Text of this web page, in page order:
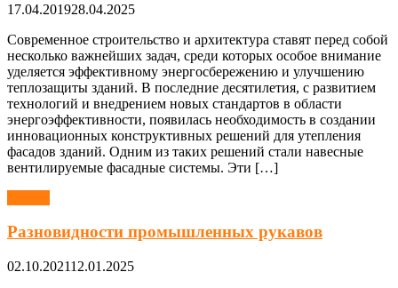
17.04.201928.04.2025
Современное строительство и архитектура ставят перед собой
несколько важнейших задач, среди которых особое внимание
уделяется эффективному энергосбережению и улучшению
теплозащиты зданий. В последние десятилетия, с развитием
технологий и внедрением новых стандартов в области
энергоэффективности, появилась необходимость в создании
инновационных конструктивных решений для утепления
фасадов зданий. Одним из таких решений стали навесные
вентилируемые фасадные системы. Эти […]
Разновидности промышленных рукавов
02.10.202112.01.2025